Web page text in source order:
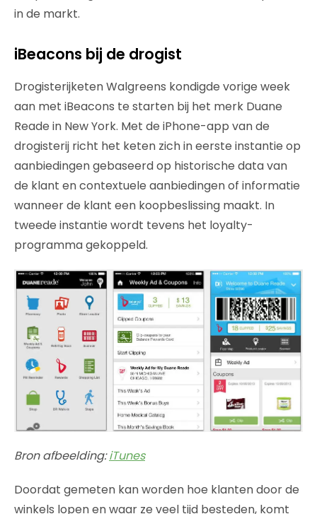
in de markt.
iBeacons bij de drogist
Drogisterijketen Walgreens kondigde vorige week
aan met iBeacons te starten bij het merk Duane
Reade in New York. Met de iPhone-app van de
drogisterij richt het keten zich in eerste instantie op
aanbiedingen gebaseerd op historische data van
de klant en contextuele aanbiedingen of informatie
wanneer de klant een koopbeslissing maakt. In
tweede instantie wordt tevens het loyalty-
programma gekoppeld.
Bron afbeelding:iTunes
Doordat gemeten kan worden hoe klanten door de
winkels lopen en waar ze veel tijd besteden, komt